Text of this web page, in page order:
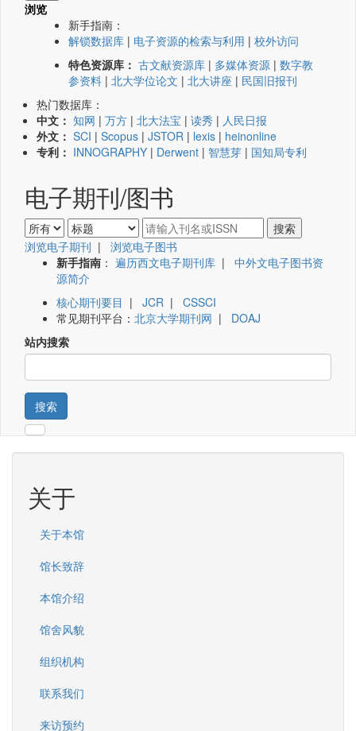
浏览
新手指南：
解锁数据库 | 电子资源的检索与利用 | 校外访问
特色资源库： 古文献资源库 | 多媒体资源 | 数字教
参资料 | 北大学位论文 | 北大讲座 | 民国旧报刊
热门数据库：
中文： 知网 | 万方 | 北大法宝 | 读秀 | 人民日报
外文： SCI | Scopus | JSTOR | lexis | heinonline
专利： INNOGRAPHY | Derwent | 智慧芽 | 国知局专利
电子期刊/图书
浏览电子期刊 | 浏览电子图书
新手指南 ： 遍历西文电子期刊库 | 中外文电子图书资
源简介
核心期刊要目 | JCR | CSSCI
常见期刊平台： 北京大学期刊网 | DOAJ
站内搜索
搜索
关于
关于本馆
馆长致辞
本馆介绍
馆舍风貌
组织机构
联系我们
来访预约